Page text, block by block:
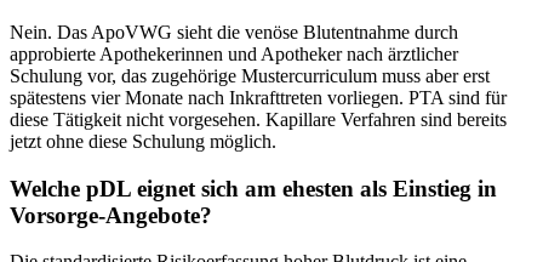
Nein. Das ApoVWG sieht die venöse Blutentnahme durch
approbierte Apothekerinnen und Apotheker nach ärztlicher
Schulung vor, das zugehörige Mustercurriculum muss aber erst
spätestens vier Monate nach Inkrafttreten vorliegen. PTA sind für
diese Tätigkeit nicht vorgesehen. Kapillare Verfahren sind bereits
jetzt ohne diese Schulung möglich.
Welche pDL eignet sich am ehesten als Einstieg in
Vorsorge-Angebote?